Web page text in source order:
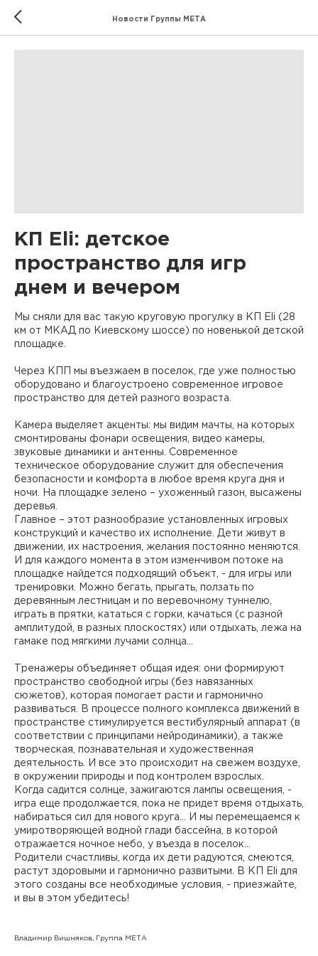
Новости Группы МЕТА
КП Eli: детское
пространство для игр
днем и вечером
Мы сняли для вас такую круговую прогулку в КП Eli (28
км от МКАД по Киевскому шоссе) по новенькой детской
площадке.
Через КПП мы въезжаем в поселок, где уже полностью
оборудовано и благоустроено современное игровое
пространство для детей разного возраста.
Камера выделяет акценты: мы видим мачты, на которых
смонтированы фонари освещения, видео камеры,
звуковые динамики и антенны. Современное
техническое оборудование служит для обеспечения
безопасности и комфорта в любое время круга дня и
ночи. На площадке зелено – ухоженный газон, высажены
деревья.
Главное – этот разнообразие установленных игровых
конструкций и качество их исполнение. Дети живут в
движении, их настроения, желания постоянно меняются.
И для каждого момента в этом изменчивом потоке на
площадке найдется подходящий объект, - для игры или
тренировки. Можно бегать, прыгать, ползать по
деревянным лестницам и по веревочному туннелю,
играть в прятки, кататься с горки, качаться (с разной
амплитудой, в разных плоскостях) или отдыхать, лежа на
гамаке под мягкими лучами солнца...
Тренажеры объединяет общая идея: они формируют
пространство свободной игры (без навязанных
сюжетов), которая помогает расти и гармонично
развиваться. В процессе полного комплекса движений в
пространстве стимулируется вестибулярный аппарат (в
соответствии с принципами нейродинамики), а также
творческая, познавательная и художественная
деятельность. И все это происходит на свежем воздухе,
в окружении природы и под контролем взрослых.
Когда садится солнце, зажигаются лампы освещения, -
игра еще продолжается, пока не придет время отдыхать,
набираться сил для нового круга… И мы перемещаемся к
умиротворяющей водной глади бассейна, в которой
отражается ночное небо, у въезда в поселок…
Родители счастливы, когда их дети радуются, смеются,
растут здоровыми и гармонично развитыми. В КП Eli для
этого созданы все необходимые условия, - приезжайте,
и вы в этом убедитесь!
Владимир Вишняков, Группа МЕТА